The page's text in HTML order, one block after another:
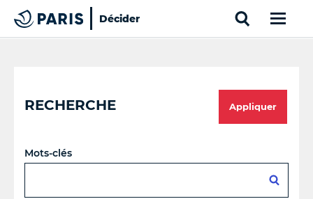
Paris
Décider
RECHERCHE Appliquer
Mots-clés